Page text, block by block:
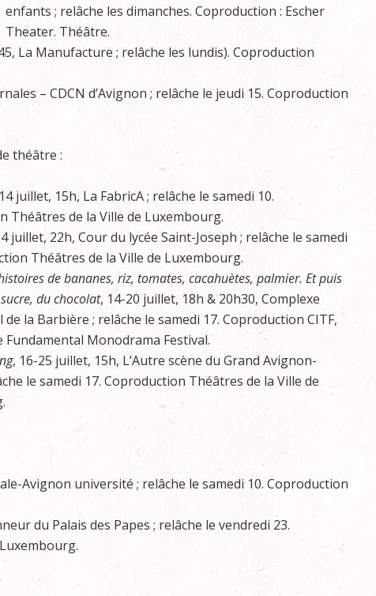
enfants ; relâche les dimanches. Coproduction : Escher
Theater. Théâtre.
La Manufacture ; relâche les lundis). Coproduction
– CDCN d’Avignon ; relâche le jeudi 15. Coproduction
théâtre :
juillet, 15h, La FabricA ; relâche le samedi 10.
Théâtres de la Ville de Luxembourg.
juillet, 22h, Cour du lycée Saint-Joseph ; relâche le samedi
Théâtres de la Ville de Luxembourg.
de bananes, riz, tomates, cacahuètes, palmier. Et puis
du chocolat, 14-20 juillet, 18h & 20h30, Complexe
la Barbière ; relâche le samedi 17. Coproduction CITF,
Fundamental Monodrama Festival.
, 16-25 juillet, 15h, L’Autre scène du Grand Avignon-
le samedi 17. Coproduction Théâtres de la Ville de
Avignon université ; relâche le samedi 10. Coproduction
du Palais des Papes ; relâche le vendredi 23.